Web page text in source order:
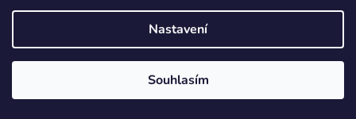
Nastavení
Souhlasím
Pletenina 1
Bambus 1